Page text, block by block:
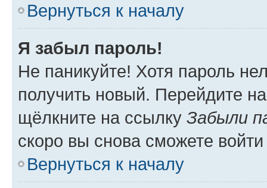
Вернуться к началу
Я забыл пароль!
Не паникуйте! Хотя пароль
получить новый. Перейдите
щёлкните на ссылку Забыли
скоро вы снова сможете
Вернуться к началу